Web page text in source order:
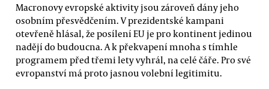
Macronovy evropské aktivity jsou zároveň dány jeho
osobním přesvědčením. V prezidentské kampani
otevřeně hlásal, že posílení EU je pro kontinent jedinou
nadějí do budoucna. A k překvapení mnoha s tímhle
programem před třemi lety vyhrál, na celé čáře. Pro své
evropanství má proto jasnou volební legitimitu.